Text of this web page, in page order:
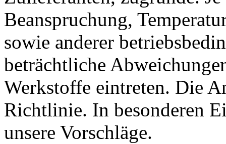
Beanspruchung,
sowie anderer
beträchtliche
Werkstoffe eintreten. Die
Richtlinie. In besonderen
unsere Vorschläge.